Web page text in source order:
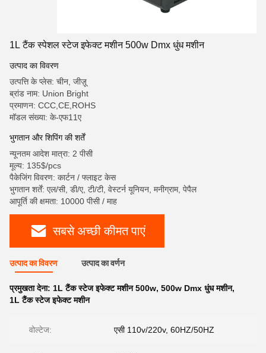
1L टैंक स्पेशल स्टेज इफेक्ट मशीन 500w Dmx धुंध मशीन
उत्पाद का विवरण
उत्पत्ति के प्लेस: चीन, जीज़ू
ब्रांड नाम: Union Bright
प्रमाणन: CCC,CE,ROHS
मॉडल संख्या: के-एफ11ए
भुगतान और शिपिंग की शर्तें
न्यूनतम आदेश मात्रा: 2 पीसी
मूल्य: 135$/pcs
पैकेजिंग विवरण: कार्टन / फ्लाइट केस
भुगतान शर्तें: एल/सी, डी/ए, टी/टी, वेस्टर्न यूनियन, मनीग्राम, पेपैल
आपूर्ति की क्षमता: 10000 पीसी / माह
सबसे अच्छी कीमत पाएं
उत्पाद का विवरण उत्पाद का वर्णन
प्रमुखता देना: 1L टैंक स्टेज इफेक्ट मशीन 500w, 500w Dmx धुंध मशीन,
1L टैंक स्टेज इफेक्ट मशीन
वोल्टेज: एसी 110v/220v, 60HZ/50HZ